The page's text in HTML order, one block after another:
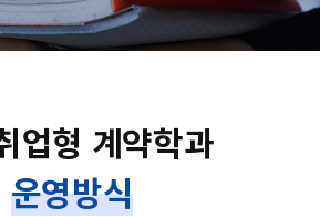
업형 계약학과
운영방식